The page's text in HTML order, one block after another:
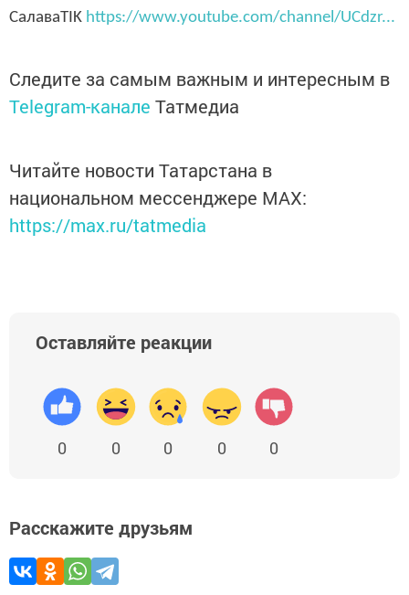
СалаваTIK https://www.youtube.com/channel/UCdzr...
Следите за самым важным и интересным в
Telegram-канале Татмедиа
Читайте новости Татарстана в
национальном мессенджере MАХ:
https://max.ru/tatmedia
Оставляйте реакции
0 0 0 0 0
Расскажите друзьям